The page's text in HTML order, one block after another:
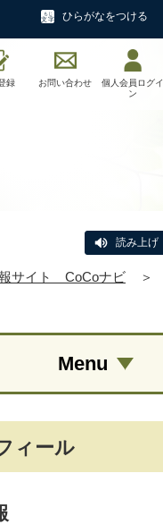
ひらがなをつける
録 お問い合わせ
個人会員ログイ
ン
読み上げ
サイト CoCoナビ ＞
ィール
Menu